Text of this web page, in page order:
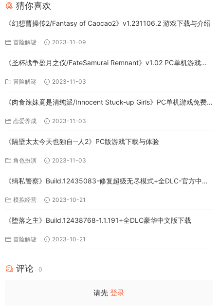
猜你喜欢
《幻想曹操传2/Fantasy of Caocao2》v1.231106.2 游戏下载与介绍
冒险解谜 2023-11-09
《圣杯战争盈月之仪/FateSamurai Remnant》v1.02 PC单机游戏下
冒险解谜 2023-11-03
《肉食辣妹竟是清纯派/Innocent Stuck-up Girls》PC单机游戏免费
恋爱养成 2023-11-03
《隔壁太太今天也独自─人2》PC版游戏下载与体验
角色扮演 2023-11-03
《缉私警察》Build.12435083-修复超级无尽模式+全DLC-官方中文-
模拟经营 2023-10-21
《堕落之主》Build.12438768-1.1.191+全DLC豪华中文版下载
冒险解谜 2023-10-21
评论 0
请先 登录